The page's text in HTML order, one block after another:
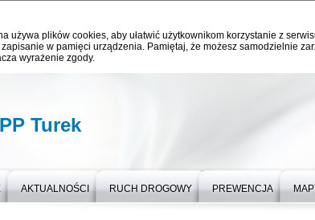
używa plików cookies, aby ułatwić użytkownikom korzystanie z
w pamięci urządzenia. Pamiętaj, że możesz samodzielnie
wyrażenie zgody.
Turek
AKTUALNOŚCI RUCH DROGOWY PREWENCJA